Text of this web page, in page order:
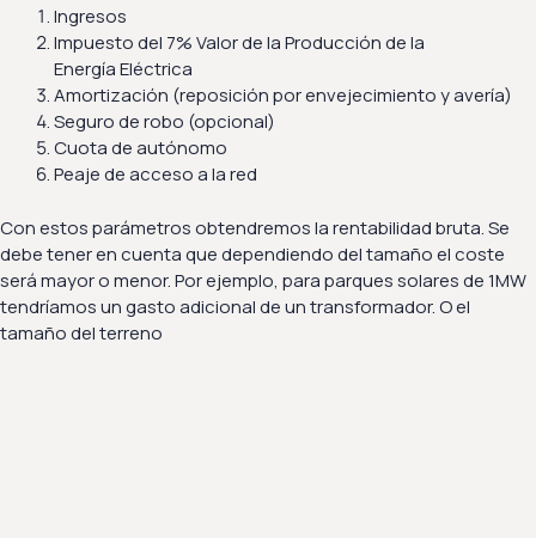
Ingresos
Impuesto del 7% Valor de la Producción de la
Energía Eléctrica
Amortización (reposición por envejecimiento y avería)
Seguro de robo (opcional)
Cuota de autónomo
Peaje de acceso a la red
Con estos parámetros obtendremos la rentabilidad bruta. Se
debe tener en cuenta que dependiendo del tamaño el coste
será mayor o menor. Por ejemplo, para parques solares de 1MW
tendríamos un gasto adicional de un transformador. O el
tamaño del terreno